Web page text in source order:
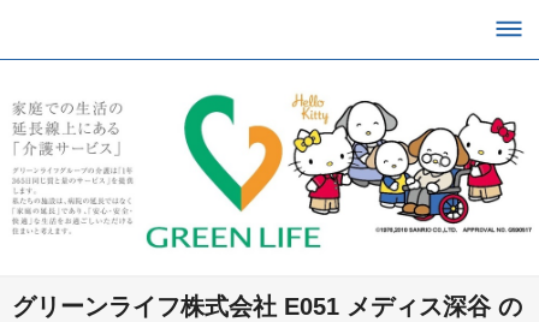
グリーンライフ株式会社 E051 メディス深谷 の